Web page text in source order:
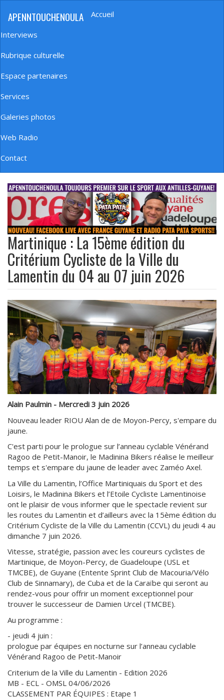
principal
APENNTOUCHENOULA
Navigation
principale
Accueil
Interviews
Rubrique culturelle
Espace partenaires
Services
Galeries photos
Web Radio
Contact
banniere_img
Martinique : La 15ème édition du
Critérium Cycliste de la Ville du
Lamentin du 04 au 07 juin 2026
Alain Paulmin - Mercredi 3 juin 2026
Nouveau leader RIOU Alan de de Moyon-Percy, s'empare du
jaune.
C'est parti pour le prologue sur l’anneau cyclable Vénérand
Ragoo de Petit-Manoir, le Madinina Bikers réalise le meilleur
temps et s'empare du jaune de leader avec Zaméo Axel.
La Ville du Lamentin, l’Office Martiniquais du Sport et des
Loisirs, le Madinina Bikers et l’Etoile Cycliste Lamentinoise
ont le plaisir de vous informer que le spectacle revient sur
les routes du Lamentin et d’ailleurs avec la 15ème édition du
Critérium Cycliste de la Ville du Lamentin (CCVL) du jeudi 4 au
dimanche 7 juin 2026.
Vitesse, stratégie, passion avec les coureurs cyclistes de
Martinique, de Moyon-Percy, de Guadeloupe (USL et
TMCBE), de Guyane (Entente Sprint Club de Macouria/Vélo
Club de Sinnamary), de Cuba et de la Caraïbe qui seront au
rendez-vous pour offrir un moment exceptionnel pour
trouver le successeur de Damien Urcel (TMCBE).
Au programme :
- jeudi 4 juin :
prologue par équipes en nocturne sur l’anneau cyclable
Vénérand Ragoo de Petit-Manoir
Criterium de la Ville du Lamentin - Edition 2026
MB - ECL - OMSL 04/06/2026
CLASSEMENT PAR ÉQUIPES : Etape 1